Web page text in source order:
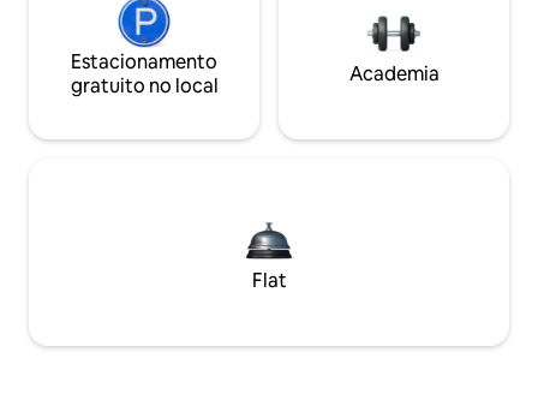
Estacionamento
gratuito no local
Academia
Flat